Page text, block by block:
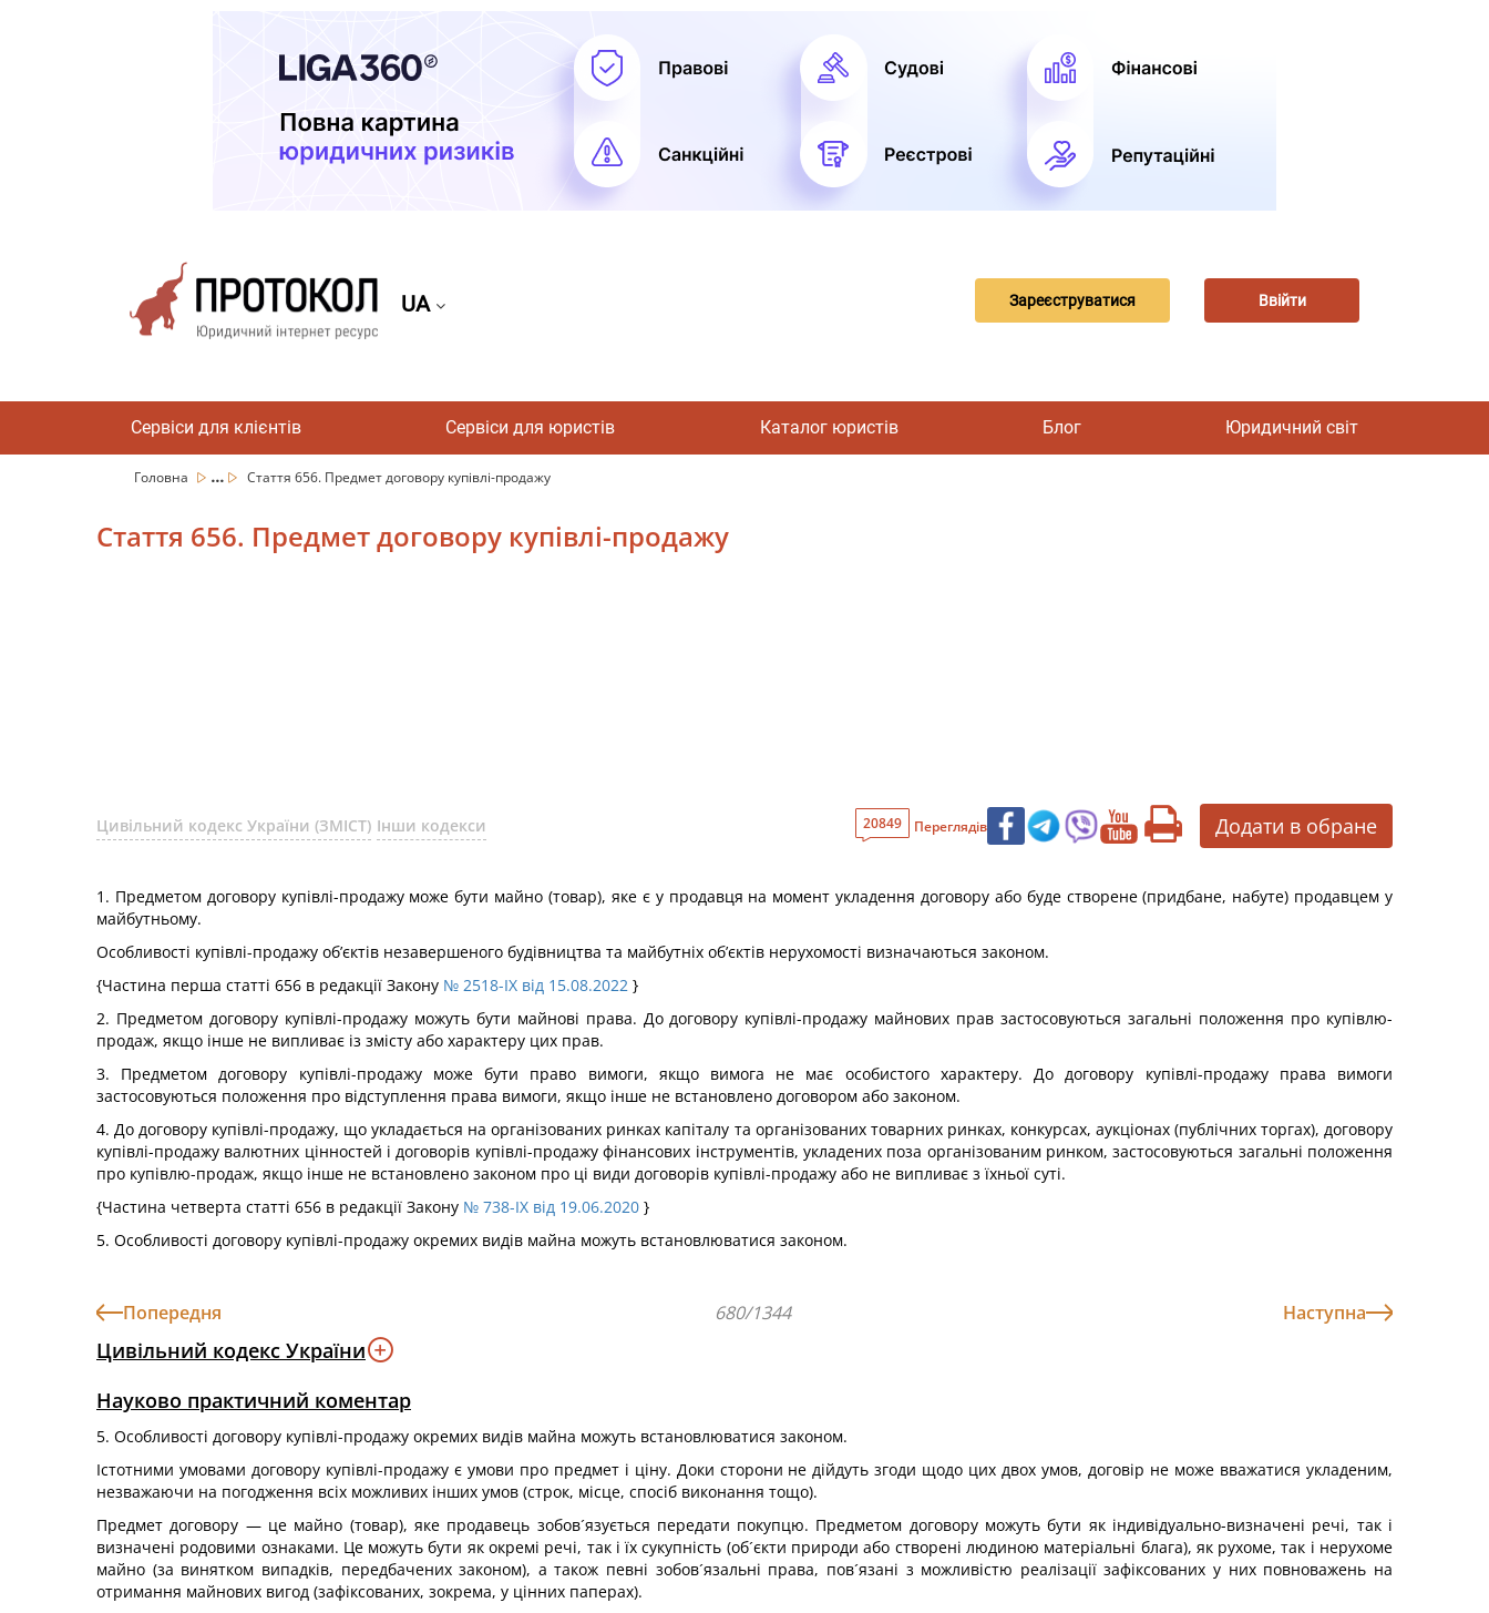
UA Зареєструватися Ввійти
Сервіси для клієнтів Сервіси для юристів Каталог юристів Блог Юридичний світ
Головна ... Стаття 656. Предмет договору купівлі-продажу
Стаття 656. Предмет договору купівлі-продажу
Цивільний кодекс України (ЗМІСТ) Інши кодекси 20849 Переглядів Додати в обране
1. Предметом договору купівлі-продажу може бути майно (товар), яке є у продавця на момент укладення договору або буде створене (придбане, набуте) продавцем у
майбутньому.
Особливості купівлі-продажу об’єктів незавершеного будівництва та майбутніх об’єктів нерухомості визначаються законом.
{Частина перша статті 656 в редакції Закону № 2518-IX від 15.08.2022 }
2. Предметом договору купівлі-продажу можуть бути майнові права. До договору купівлі-продажу майнових прав застосовуються загальні положення про купівлю-
продаж, якщо інше не випливає із змісту або характеру цих прав.
3. Предметом договору купівлі-продажу може бути право вимоги, якщо вимога не має особистого характеру. До договору купівлі-продажу права вимоги
застосовуються положення про відступлення права вимоги, якщо інше не встановлено договором або законом.
4. До договору купівлі-продажу, що укладається на організованих ринках капіталу та організованих товарних ринках, конкурсах, аукціонах (публічних торгах), договору
купівлі-продажу валютних цінностей і договорів купівлі-продажу фінансових інструментів, укладених поза організованим ринком, застосовуються загальні положення
про купівлю-продаж, якщо інше не встановлено законом про ці види договорів купівлі-продажу або не випливає з їхньої суті.
{Частина четверта статті 656 в редакції Закону № 738-IX від 19.06.2020 }
5. Особливості договору купівлі-продажу окремих видів майна можуть встановлюватися законом.
Попередня 680/1344 Наступна
Цивільний кодекс України
Науково практичний коментар
5. Особливості договору купівлі-продажу окремих видів майна можуть встановлюватися законом.
Істотними умовами договору купівлі-продажу є умови про предмет і ціну. Доки сторони не дійдуть згоди щодо цих двох умов, договір не може вважатися укладеним,
незважаючи на погодження всіх можливих інших умов (строк, місце, спосіб виконання тощо).
Предмет договору — це майно (товар), яке продавець зобов´язується передати покупцю. Предметом договору можуть бути як індивідуально-визначені речі, так і
визначені родовими ознаками. Це можуть бути як окремі речі, так і їх сукупність (об´єкти природи або створені людиною матеріальні блага), як рухоме, так і нерухоме
майно (за винятком випадків, передбачених законом), а також певні зобов´язальні права, пов´язані з можливістю реалізації зафіксованих у них повноважень на
отримання майнових вигод (зафіксованих, зокрема, у цінних паперах).